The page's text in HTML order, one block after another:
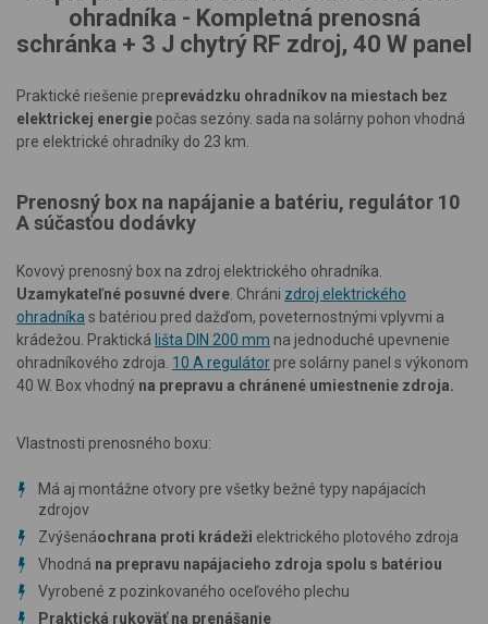
ohradníka - Kompletná prenosná
schránka + 3 J chytrý RF zdroj, 40 W panel
Praktické riešenie preprevádzku ohradníkov na miestach bez
elektrickej energie počas sezóny. sada na solárny pohon vhodná
pre elektrické ohradníky do 23 km.
Prenosný box na napájanie a batériu, regulátor 10
A súčasťou dodávky
Kovový prenosný box na zdroj elektrického ohradníka.
Uzamykateľné posuvné dvere . Chráni zdroj elektrického
ohradníka s batériou pred dažďom, poveternostnými vplyvmi a
krádežou. Praktická lišta DIN 200 mm na jednoduché upevnenie
ohradníkového zdroja. 10 A regulátor pre solárny panel s výkonom
40 W. Box vhodný na prepravu a chránené umiestnenie zdroja.
Vlastnosti prenosného boxu:
Má aj montážne otvory pre všetky bežné typy napájacích
zdrojov
Zvýšenáochrana proti krádeži elektrického plotového zdroja
Vhodná na prepravu napájacieho zdroja spolu s batériou
Vyrobené z pozinkovaného oceľového plechu
Praktická rukoväť na prenášanie